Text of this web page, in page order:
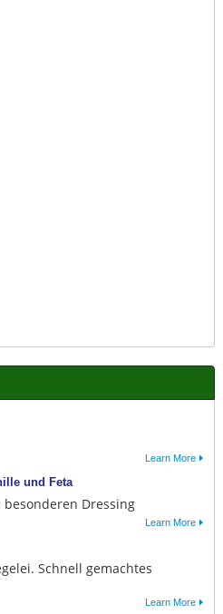
Learn More
und Feta
Dressing
Learn More
Schnell gemachtes
Learn More